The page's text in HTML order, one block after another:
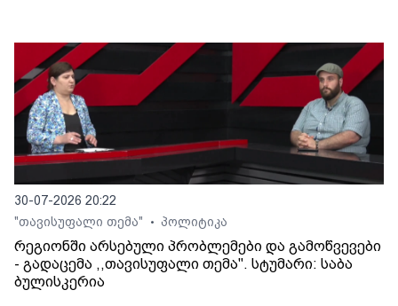
30-07-2026 20:22
"თავისუფალი თემა"
• პოლიტიკა
რეგიონში არსებული პრობლემები და გამოწვევები
- გადაცემა ,,თავისუფალი თემა". სტუმარი: საბა
ბულისკერია